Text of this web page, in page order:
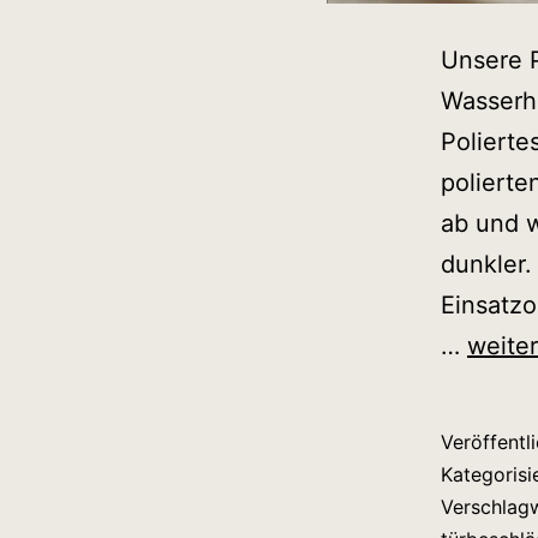
Unsere
ab und
…